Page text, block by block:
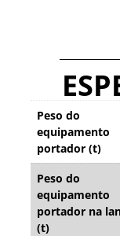
Peso do
equipamento
portador (t)
Peso do
equipamento
portador na
(t)